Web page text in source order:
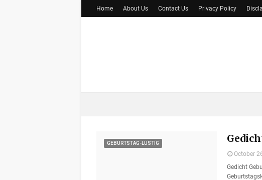
Home About Us Contact Us Privacy Policy
GEBURTSTAG-LUSTIG
October
Gedicht